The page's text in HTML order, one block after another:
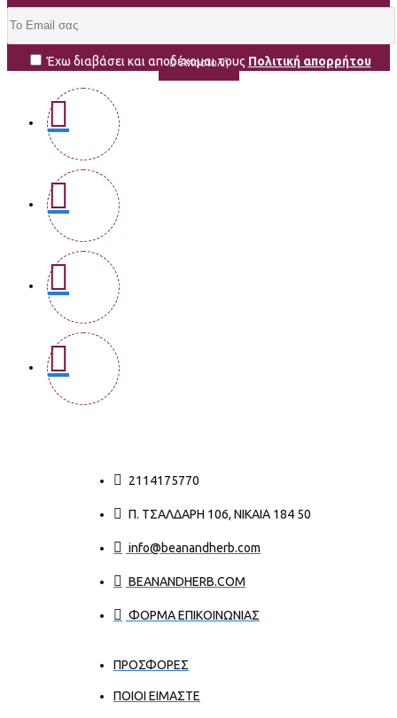
Αποστολή
Έχω διαβάσει και αποδέχομαι τους Πολιτική απορρήτου
2114175770
Π. ΤΣΑΛΔΆΡΗ 106, ΝΊΚΑΙΑ 184 50
info@beanandherb.com
BEANANDHERB.COM
ΦΟΡΜΑ ΕΠΙΚΟΙΝΩΝΙΑΣ
ΠΡΟΣΦΟΡΕΣ
ΠΟΙΟΙ ΕΊΜΑΣΤΕ